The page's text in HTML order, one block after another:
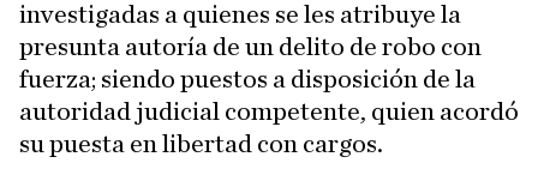
investigadas a quienes se les atribuye la
presunta autoría de un delito de robo con
fuerza; siendo puestos a disposición de la
autoridad judicial competente, quien acordó
su puesta en libertad con cargos.